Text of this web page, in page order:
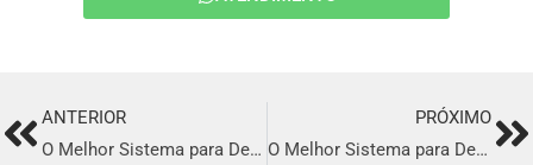
PrevANTERIOR
O Melhor Sistema para Delivery em Cachoeiro de Itapemirim
PRÓXIMO
O Melhor Sistema para Delivery em Rio Claro